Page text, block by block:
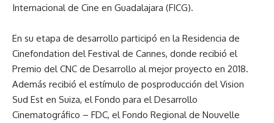
Internacional de Cine en Guadalajara (FICG).
En su etapa de desarrollo participó en la Residencia de
Cinefondation del Festival de Cannes, donde recibió el
Premio del CNC de Desarrollo al mejor proyecto en 2018.
Además recibió el estímulo de posproducción del Vision
Sud Est en Suiza, el Fondo para el Desarrollo
Cinematográfico – FDC, el Fondo Regional de Nouvelle